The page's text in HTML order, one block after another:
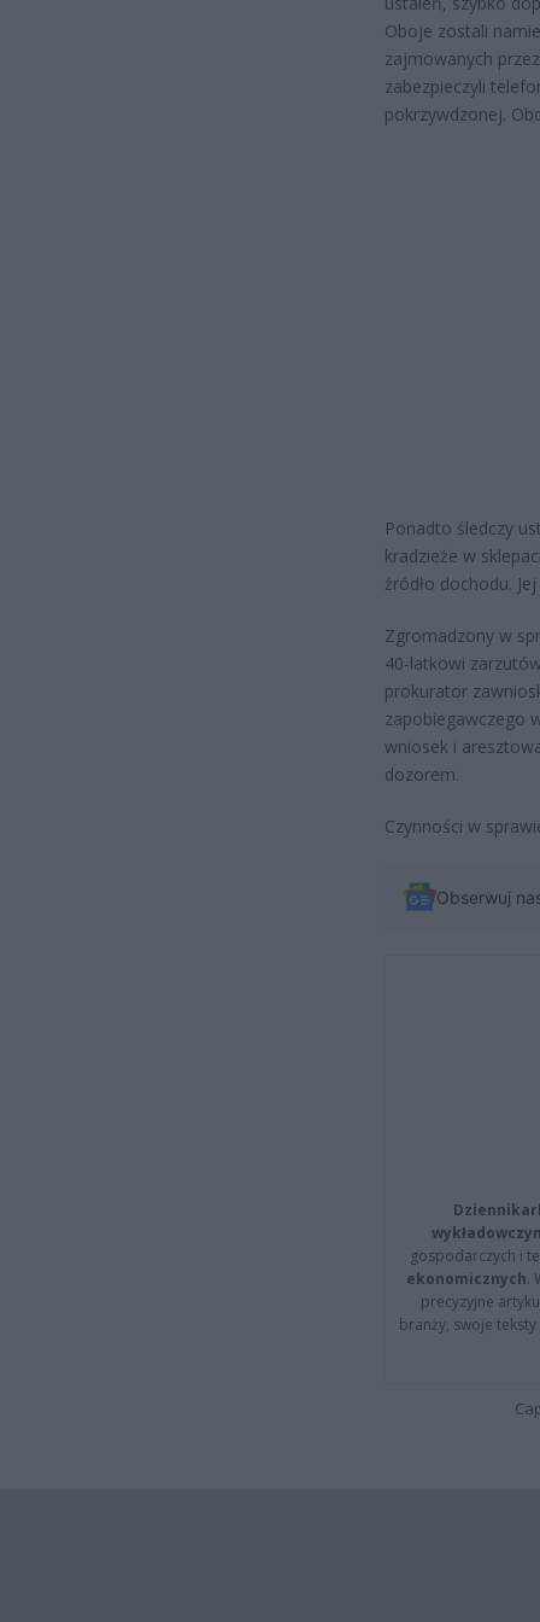
Oboje zostali
zajmowanych
zabezpieczyli
pokrzywdzonej.
Ponadto śledczy
kradzieże w
źródło dochodu.
Zgromadzony w
40-latkowi
prokurator
zapobiegawczego
wniosek i
dozorem.
Czynności w
Obserwuj
gospodarczych i
ekonomicznych.
precyzyjne
branży, swoje